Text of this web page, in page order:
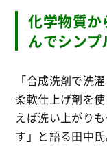
化学物質
んでシンプ
「合成洗剤で洗
柔軟仕上げ剤を
えば洗い上がり
す」と語る田中